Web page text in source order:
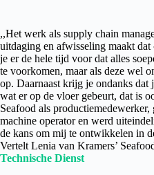
,,Het werk als supply chain
uitdaging en afwisseling maakt
je er de hele tijd voor dat alles
te voorkomen, maar als deze wel
op. Daarnaast krijg je ondanks
wat er op de vloer gebeurt, dat is
Seafood als
machine operator en werd
de kans om mij te ontwikkelen in
Vertelt Lenia van Kramers’
Technische Dienst